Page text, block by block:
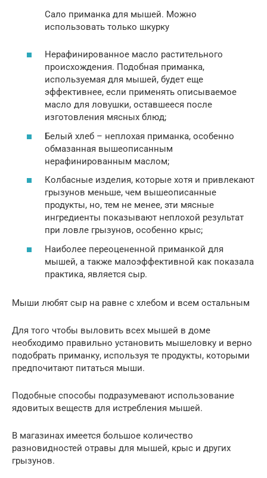
Сало приманка для мышей. Можно
использовать только шкурку
Нерафинированное масло растительного
происхождения. Подобная приманка,
используемая для мышей, будет еще
эффективнее, если применять описываемое
масло для ловушки, оставшееся после
изготовления мясных блюд;
Белый хлеб – неплохая приманка, особенно
обмазанная вышеописанным
нерафинированным маслом;
Колбасные изделия, которые хотя и привлекают
грызунов меньше, чем вышеописанные
продукты, но, тем не менее, эти мясные
ингредиенты показывают неплохой результат
при ловле грызунов, особенно крыс;
Наиболее переоцененной приманкой для
мышей, а также малоэффективной как показала
практика, является сыр.
Мыши любят сыр на равне с хлебом и всем остальным
Для того чтобы выловить всех мышей в доме
необходимо правильно установить мышеловку и верно
подобрать приманку, используя те продукты, которыми
предпочитают питаться мыши.
Подобные способы подразумевают использование
ядовитых веществ для истребления мышей.
В магазинах имеется большое количество
разновидностей отравы для мышей, крыс и других
грызунов.